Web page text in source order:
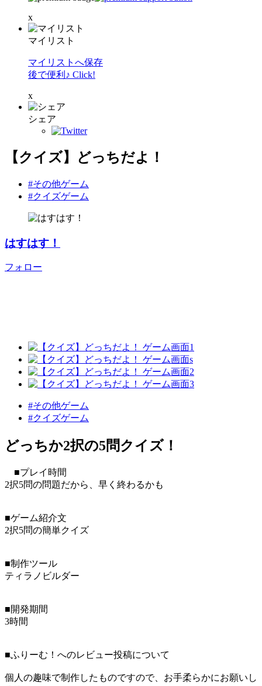
x
マイリスト
マイリストへ保存
後で便利♪ Click!
x
シェア
【クイズ】どっちだよ！
#その他ゲーム
#クイズゲーム
はすはす！
フォロー
#その他ゲーム
#クイズゲーム
どっちか2択の5問クイズ！
■プレイ時間
2択5問の問題だから、早く終わるかも
■ゲーム紹介文
2択5問の簡単クイズ
■制作ツール
ティラノビルダー
■開発期間
3時間
■ふりーむ！へのレビュー投稿について
個人の趣味で制作したものですので、お手柔らかにお願いし